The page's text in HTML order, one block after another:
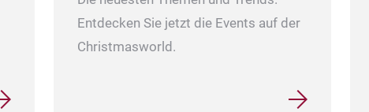
Entdecken Sie jetzt die Events auf der
Christmasworld.